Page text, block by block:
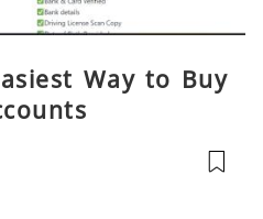
Way to Buy